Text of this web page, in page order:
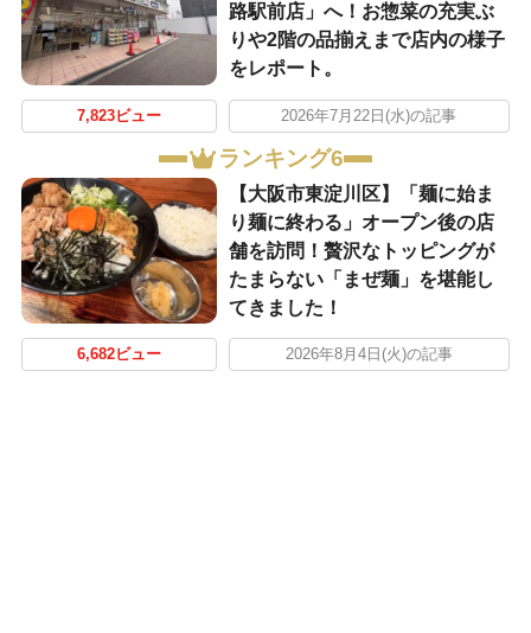
路駅前店」へ！お惣菜の充実ぶ
りや2階の品揃えまで店内の様子
をレポート。
7,823ビュー 2026年7月22日(水)の記事
ランキング6
【大阪市東淀川区】「麺に始ま
り麺に終わる」オープン後の店
舗を訪問！贅沢なトッピングが
たまらない「まぜ麺」を堪能し
てきました！
6,682ビュー 2026年8月4日(火)の記事